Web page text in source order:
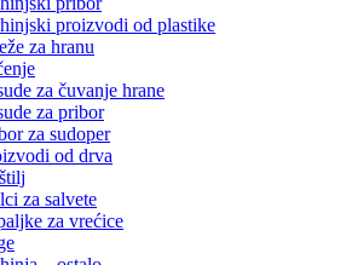
proizvodi od plastike
za hranu
za čuvanje hrane
za pribor
za sudoper
od drva
za salvete
za vrećice